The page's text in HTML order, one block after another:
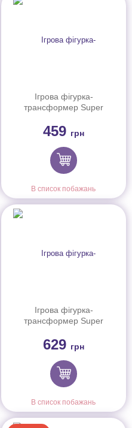
Ігрова фігурка-
трансформер Super
(Paul), 10см
459 грн
В список побажань
Ігрова фігурка-
трансформер Super
Pet Діззі улюбленець
(Dizzy Pet)
629 грн
В список побажань